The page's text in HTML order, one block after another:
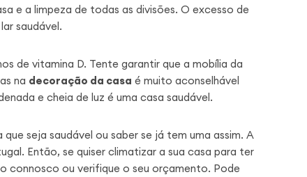
e a limpeza de todas as divisões. O excesso de
saudável.
de vitamina D. Tente garantir que a mobília da
na decoração da casa é muito aconselhável
e cheia de luz é uma casa saudável.
seja saudável ou saber se já tem uma assim. A
Então, se quiser climatizar a sua casa para ter
connosco ou verifique o seu orçamento. Pode